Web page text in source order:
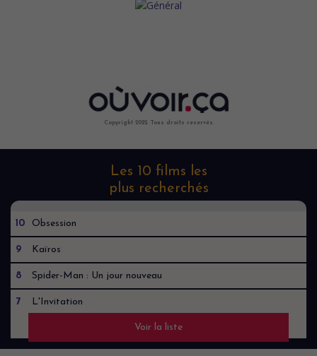
Copyright 2022. Tous droits reservés.
Les 10 films les
plus recherchés
10 Obsession
9 Kaïros
8 Spider-Man : Un jour nouveau
7 L'Invitation
Voir la liste